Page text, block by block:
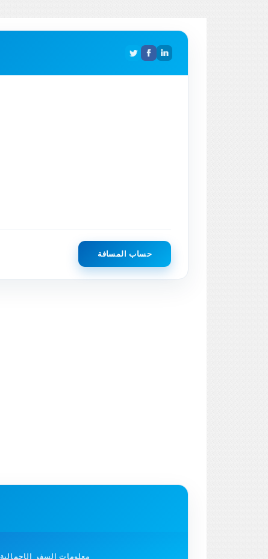
حساب المسافة
معلومات السفر الإجمالية